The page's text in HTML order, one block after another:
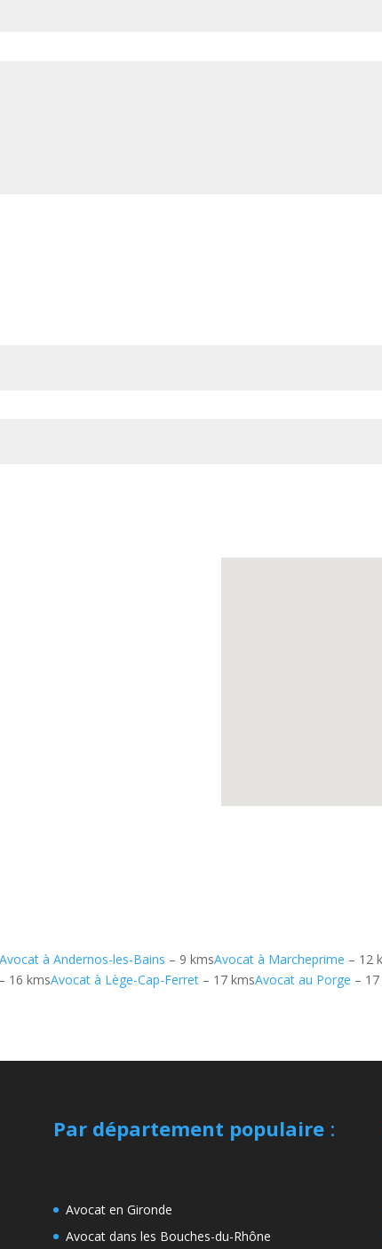
Avocat à Andernos-les-Bains – 9 kmsAvocat à Marcheprime – 12
– 16 kmsAvocat à Lège-Cap-Ferret – 17 kmsAvocat au Porge –
Par département populaire:
Avocat en Gironde
Avocat dans les Bouches-du-Rhône